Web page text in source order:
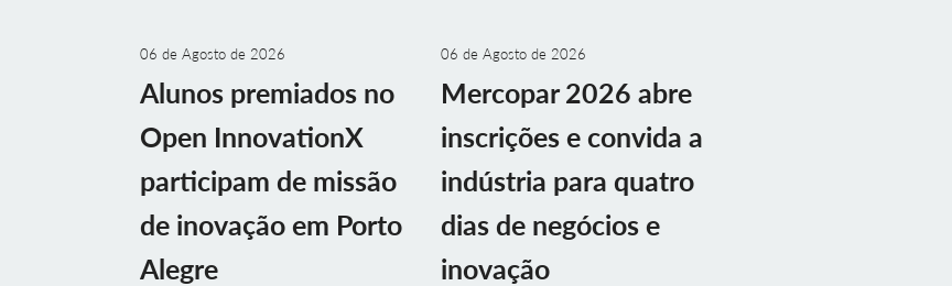
06 de Agosto de 2026
Alunos premiados no
Open InnovationX
participam de missão
de inovação em Porto
Alegre
06 de Agosto de 2026
Mercopar 2026 abre
inscrições e convida a
indústria para quatro
dias de negócios e
inovação